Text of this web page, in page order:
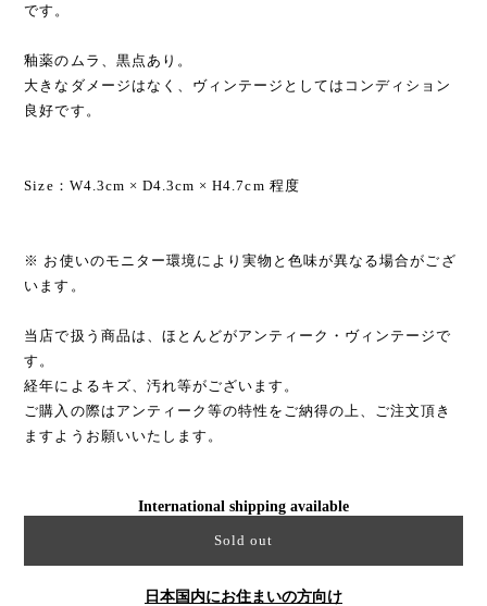
です。
釉薬のムラ、黒点あり。
大きなダメージはなく、ヴィンテージとしてはコンディション
良好です。
Size：W4.3cm × D4.3cm × H4.7cm 程度
※ お使いのモニター環境により実物と色味が異なる場合がござ
います。
当店で扱う商品は、ほとんどがアンティーク・ヴィンテージで
す。
経年によるキズ、汚れ等がございます。
ご購入の際はアンティーク等の特性をご納得の上、ご注文頂き
ますようお願いいたします。
International shipping available
Sold out
日本国内にお住まいの方向け